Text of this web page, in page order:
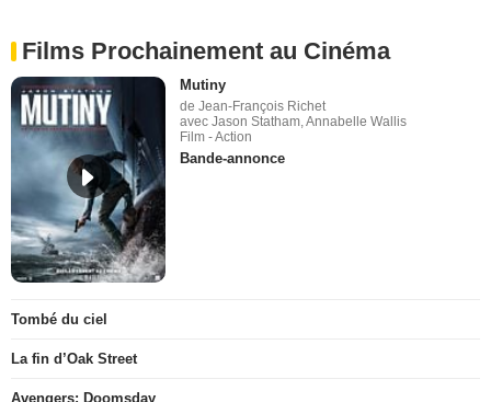
Films Prochainement au Cinéma
Mutiny
de Jean-François Richet
avec Jason Statham, Annabelle Wallis
Film - Action
Bande-annonce
Tombé du ciel
La fin d’Oak Street
Avengers: Doomsday